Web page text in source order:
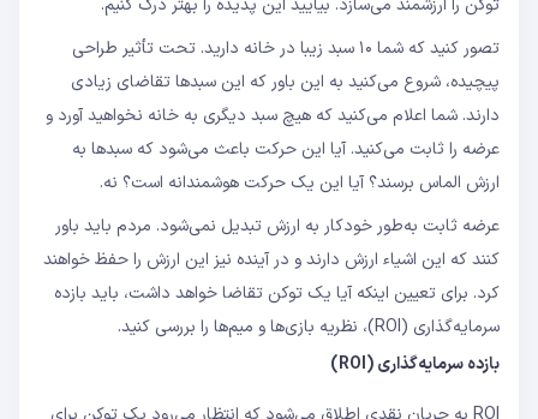
توکن را ارزشمند می‌سازد. بیایید این پدیده را بهتر درک کنیم.
تصور کنید که شما ۱۰ سبد زیبا در خانه دارید. تحت تأثیر طراحی
پیچیده، شروع می‌کنید به این باور که این سبدها تقاضای زیادی
دارند. شما اعلام می‌کنید که هیچ سبد دیگری به خانه نخواهید آورد و
عرضه را ثابت می‌کنید. آیا این حرکت باعث می‌شود که سبدها به
ارزش الماس برسند؟ آیا این یک حرکت هوشمندانه است؟ نه.
عرضه ثابت به‌طور خودکار به ارزش تبدیل نمی‌شود. مردم باید باور
کنند که این اشیاء ارزش دارند و در آینده نیز این ارزش را حفظ خواهند
کرد. برای تعیین اینکه آیا یک توکن تقاضا خواهد داشت، باید بازده
سرمایه‌گذاری (ROI)، نظریه بازی‌ها و میم‌ها را بررسی کنید.
بازده سرمایه‌گذاری (ROI)